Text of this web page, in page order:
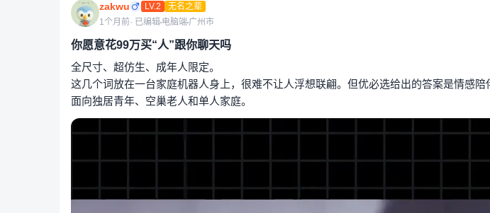
zakwu LV.2
无名之辈
1个月前· 已编辑 电脑端 广州市
你愿意花99万买“人”跟你聊天吗
全尺寸、超仿生、成年人限定。
这几个词放在一台家庭机器人身上，很难不让人浮想联翩。但优必选给出的答案是情感陪
面向独居青年、空巢老人和单人家庭。